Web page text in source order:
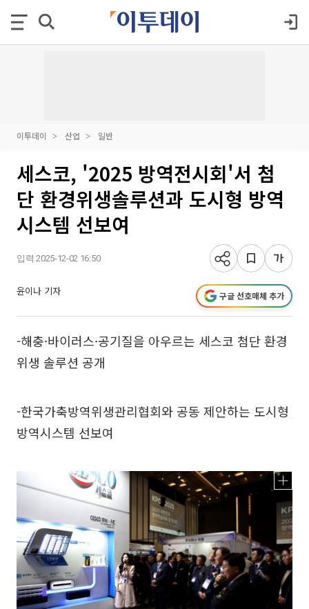
이투데이 산업 일반
세스코, '2025 방역전시회'서 첨
단 환경위생솔루션과 도시형 방역
시스템 선보여
입력 2025-12-02 16:50
윤이나 기자 구글 선호매체 추가
-해충·바이러스·공기질을 아우르는 세스코 첨단 환경
위생 솔루션 공개
-한국가축방역위생관리협회와 공동 제안하는 도시형
방역시스템 선보여